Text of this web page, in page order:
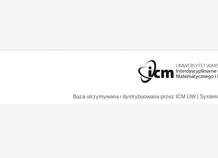
Baza utrzymywana i dystrybuowana przez ICM UW |